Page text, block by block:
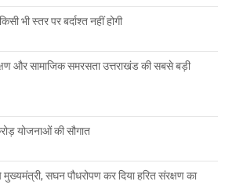
भी स्तर पर बर्दाश्त नहीं होगी
और सामाजिक समरसता उत्तराखंड की सबसे बड़ी
योजनाओं की सौगात
मुख्यमंत्री, सघन पौधरोपण कर दिया हरित संरक्षण का